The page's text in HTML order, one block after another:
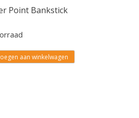
Point Bankstick
aan winkelwagen